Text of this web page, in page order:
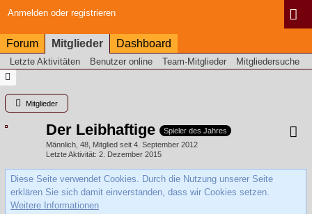
Anmelden oder registrieren
Forum Mitglieder Dashboard
Letzte Aktivitäten Benutzer online Team-Mitglieder Mitgliedersuche
Mitglieder
Der Leibhaftige
Spieler des Jahres
Männlich 48 Mitglied seit 4. September 2012
Letzte Aktivität 2. Dezember 2015
Diese Seite verwendet Cookies. Durch die Nutzung unserer Seite
erklären Sie sich damit einverstanden, dass wir Cookies setzen.
Weitere Informationen